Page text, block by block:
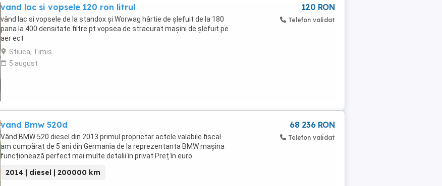
vand lac si vopsele 120 ron litrul
vând lac si vopsele de la standox și Worwag hârtie de șlefuit de la 180
pana la 400 densitate filtre pt vopsea de stracurat mașini de șlefuit pe
aer ect
Stiuca, Timis
5 august
120 RON
Telefon validat
vand Bmw 520d
Vând BMW 520 diesel din 2013 primul proprietar actele valabile fiscal
am cumpărat de 5 ani din Germania de la reprezentanta BMW mașina
funcționează perfect mai multe detalii în privat Preț în euro
2014 | diesel | 200000 km
68 236 RON
Telefon validat